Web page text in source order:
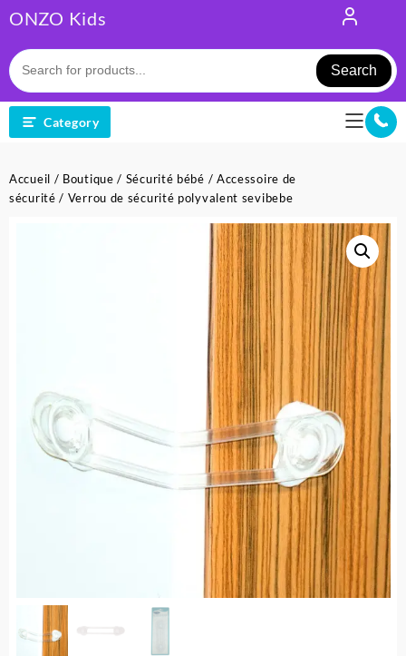
to
content
ONZO Kids
Search
Category
Accueil / Boutique / Sécurité bébé / Accessoire de
sécurité / Verrou de sécurité polyvalent sevibebe